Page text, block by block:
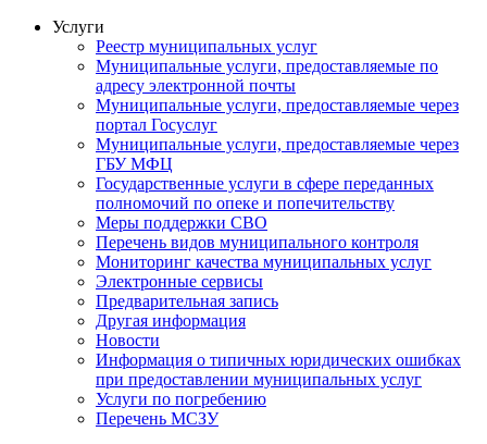
Услуги
Реестр муниципальных услуг
Муниципальные услуги, предоставляемые по
адресу электронной почты
Муниципальные услуги, предоставляемые через
портал Госуслуг
Муниципальные услуги, предоставляемые через
ГБУ МФЦ
Государственные услуги в сфере переданных
полномочий по опеке и попечительству
Меры поддержки СВО
Перечень видов муниципального контроля
Мониторинг качества муниципальных услуг
Электронные сервисы
Предварительная запись
Другая информация
Новости
Информация о типичных юридических ошибках
при предоставлении муниципальных услуг
Услуги по погребению
Перечень МСЗУ